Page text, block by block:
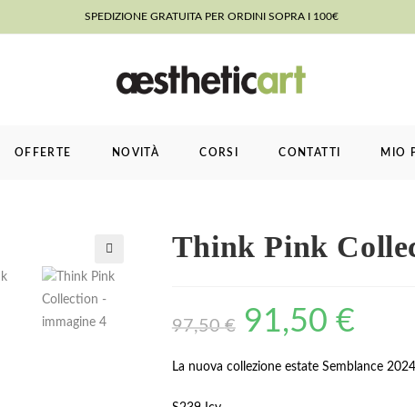
SPEDIZIONE GRATUITA PER ORDINI SOPRA I 100€
OFFERTE NOVITÀ CORSI CONTATTI MIO
Think Pink
97,50€ 91,50 €
La nuova collezione estate Semblance